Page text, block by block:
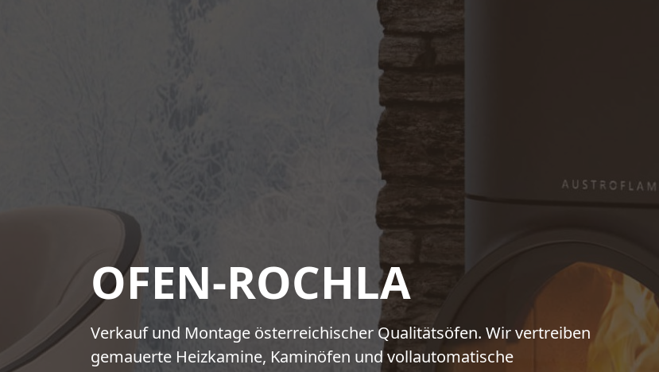
OFEN-ROCHLA
Verkauf und Montage österreichischer Qualitätsöfen. Wir vertreiben
gemauerte Heizkamine, Kaminöfen und vollautomatische